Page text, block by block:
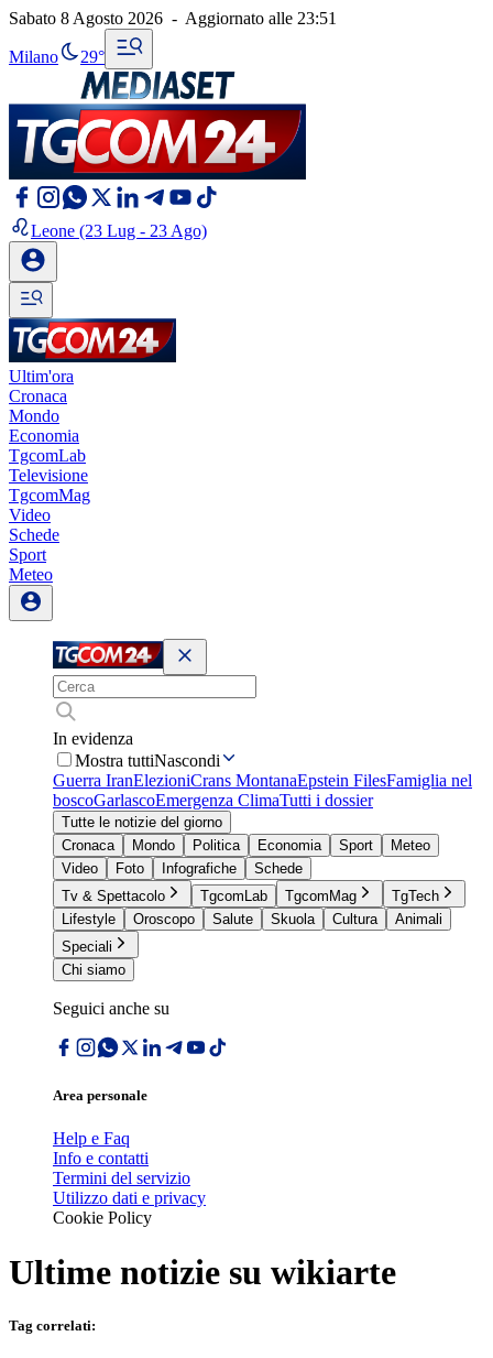
Sabato 8 Agosto 2026 - Aggiornato alle 23:51
Milano 29°
Leone (23 Lug - 23 Ago)
Ultim'ora
Cronaca
Mondo
Economia
TgcomLab
Televisione
TgcomMag
Video
Schede
Sport
Meteo
In evidenza
Mostra tuttiNascondi
Guerra IranElezioniCrans MontanaEpstein FilesFamiglia nel
boscoGarlascoEmergenza ClimaTutti i dossier
Tutte le notizie del giorno
Cronaca
Mondo Politica Economia Sport
Meteo
Video
Foto Infografiche
Schede
Tv & Spettacolo
TgcomLab TgcomMag
TgTech
Lifestyle
Oroscopo Salute Skuola Cultura
Animali
Speciali
Chi siamo
Seguici anche su
Area personale
Help e Faq
Info e contatti
Termini del servizio
Utilizzo dati e privacy
Cookie Policy
Ultime notizie su wikiarte
Tag correlati: